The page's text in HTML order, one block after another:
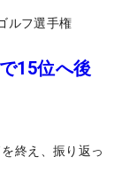
ルフ選手権
15位へ後
終え、振り返っ